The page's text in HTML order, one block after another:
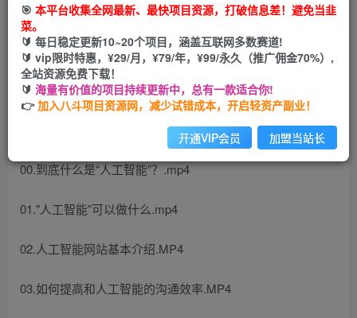
您暂无购买权限，请先开通会员
开通会员
00.到底什么是“人工智能”？.mp4
01."人工智能”可以做什么.mp4
02.人工智能网站基本介绍.MP4
03.如何提高和人工智能的沟通效率.MP4
🎯 本平台收集全网最新、最快项目资源，打破信息差！避免当韭
菜。
🔰 每日稳定更新10~20个项目，涵盖互联网多数赛道!
🔰 vip限时特惠，¥29/月，¥79/年，¥99/永久（推广佣金70%）,
全站资源免费下载！
🔰 海量有价值的项目持续更新中，总有一款适合你!
👉加入八斗项目资源网，减少试错成本，开启轻资产副业！
开通VIP会员 加盟当站长